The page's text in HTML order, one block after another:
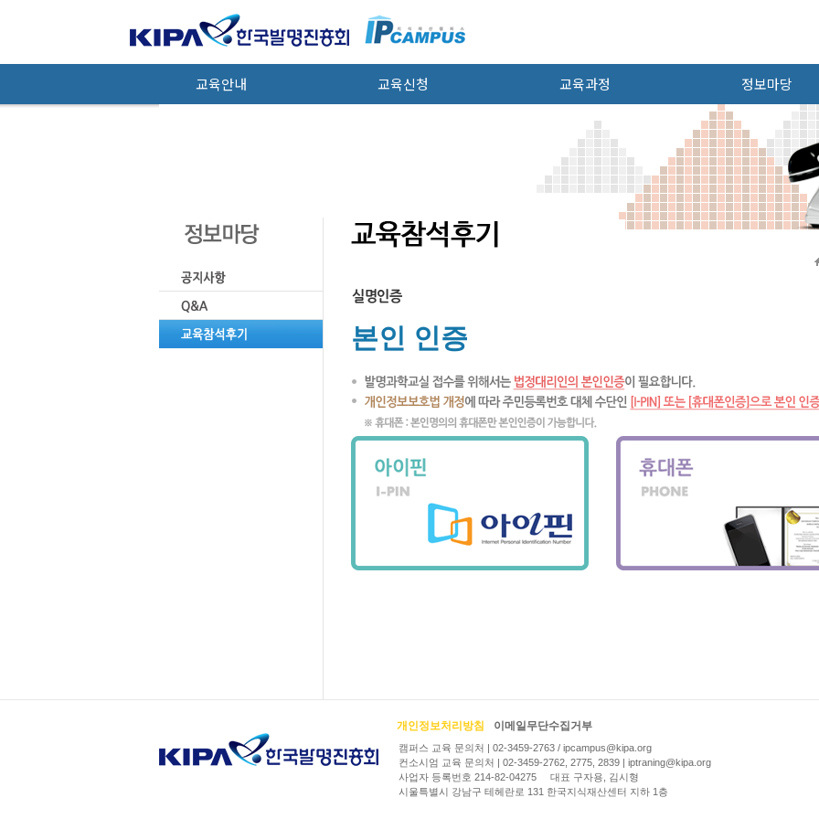
교육안내 교육신청 교육과정 정보마당
본인 인증
개인정보처리방침 이메일무단수집거부
캠퍼스 교육 문의처 | 02-3459-2763 / ipcampus@kipa.org
컨소시엄 교육 문의처 | 02-3459-2762, 2775, 2839 | iptraning@kipa.org
사업자 등록번호 214-82-04275 대표 구자용, 김시형
시울특별시 강남구 테헤란로 131 한국지식재산센터 지하 1층